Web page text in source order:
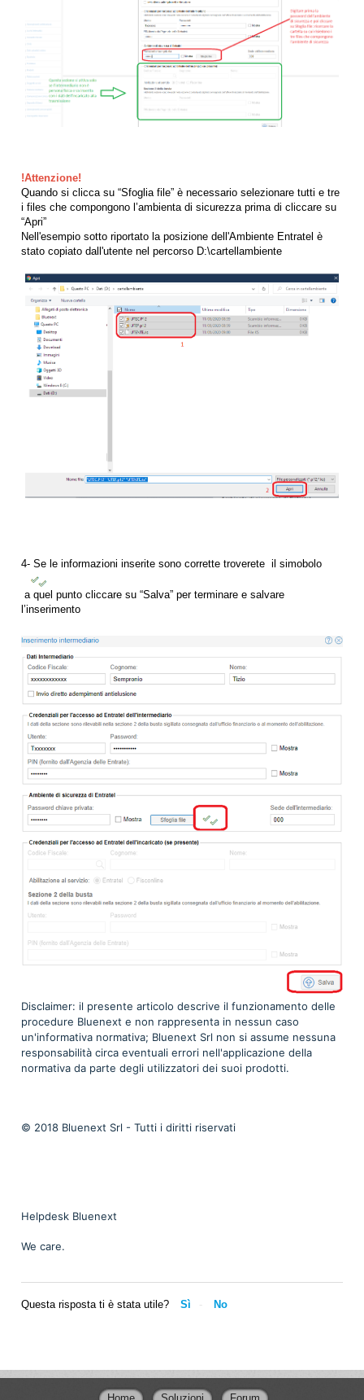
!Attenzione!
Quando si clicca su “Sfoglia file” è necessario selezionare tutti e tre
i files che compongono l’ambienta di sicurezza prima di cliccare su
“Apri”
Nell'esempio sotto riportato la posizione dell'Ambiente Entratel è
stato copiato dall'utente nel percorso D:\cartellambiente
4- Se le informazioni inserite sono corrette troverete il simobolo
a quel punto cliccare su “Salva” per terminare e salvare
l’inserimento
Disclaimer: il presente articolo descrive il funzionamento delle
procedure Bluenext e non rappresenta in nessun caso
un'informativa normativa; Bluenext Srl non si assume nessuna
responsabilità circa eventuali errori nell'applicazione della
normativa da parte degli utilizzatori dei suoi prodotti.
© 2018 Bluenext Srl - Tutti i diritti riservati
Helpdesk Bluenext
We care.
Questa risposta ti è stata utile? Sì No